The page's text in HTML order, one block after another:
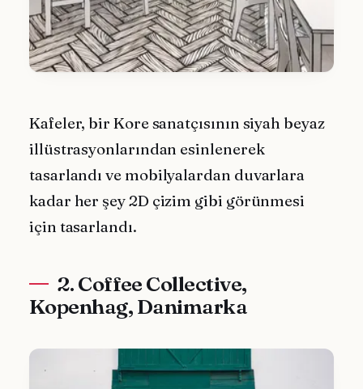
Kafeler, bir Kore sanatçısının siyah beyaz
illüstrasyonlarından esinlenerek
tasarlandı ve mobilyalardan duvarlara
kadar her şey 2D çizim gibi görünmesi
için tasarlandı.
2. Coffee Collective,
Kopenhag, Danimarka